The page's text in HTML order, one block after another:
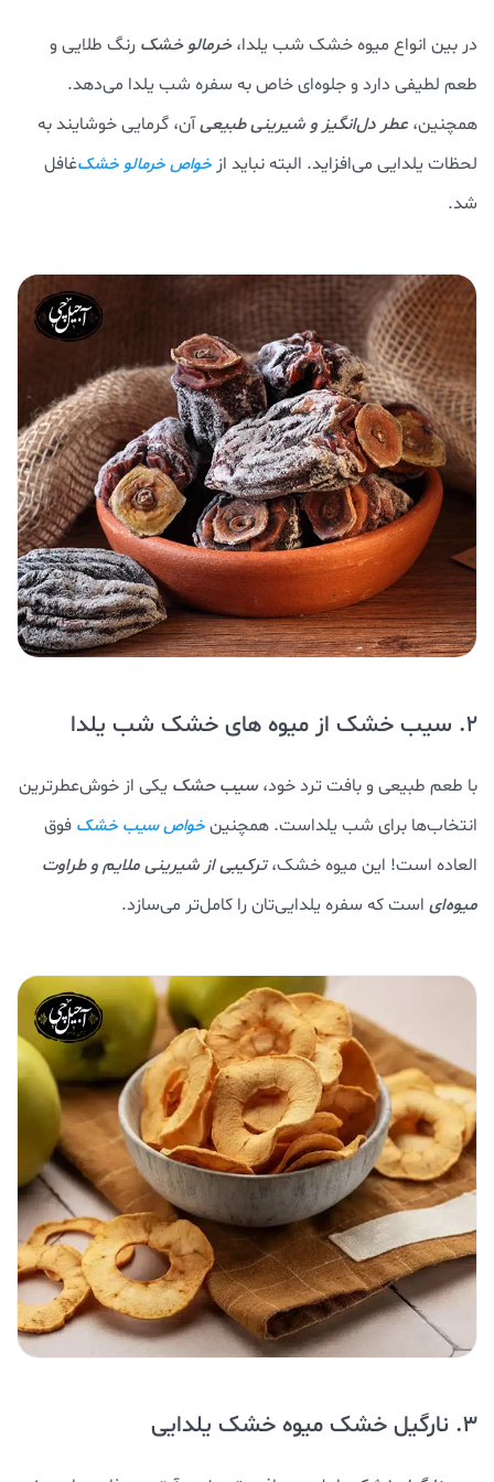
در بین انواع میوه خشک شب یلدا،خرمالو خشک رنگ طلایی و
طعم لطیفی دارد و جلوه‌ای خاص به سفره شب یلدا می‌دهد.
همچنین، عطر دل‌انگیز و شیرینی طبیعیآن، گرمایی خوشایند به
لحظات یلدایی می‌افزاید. البته نباید از خواص خرمالو خشکغافل
شد.
2. سیب خشک از میوه های خشک شب یلدا
با طعم طبیعی و بافت ترد خود، سیب حشک یکی از خوش‌عطرترین
انتخاب‌ها برای شب یلداست. همچنینخواص سیب خشک فوق
العاده است! این میوه خشک،ترکیبی از شیرینی ملایم و طراوت
میوه‌ای است که سفره یلدایی‌تان را کامل‌تر می‌سازد.
3. نارگیل خشک میوه خشک یلدایی